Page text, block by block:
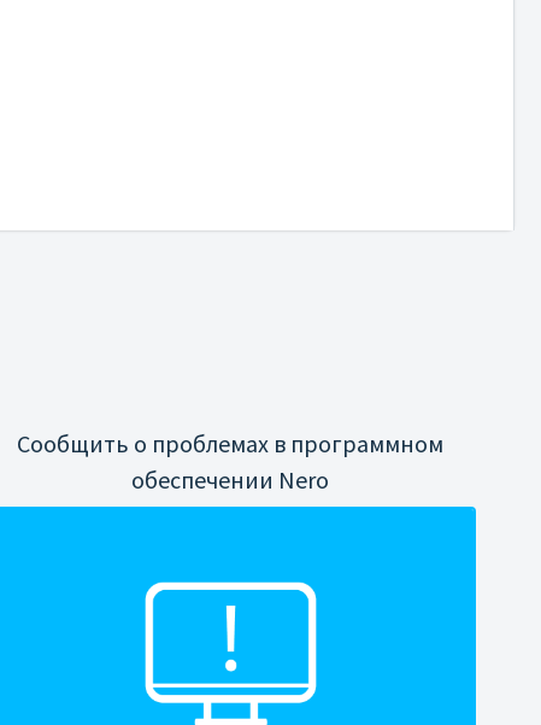
Сообщить о проблемах в программном
обеспечении Nero